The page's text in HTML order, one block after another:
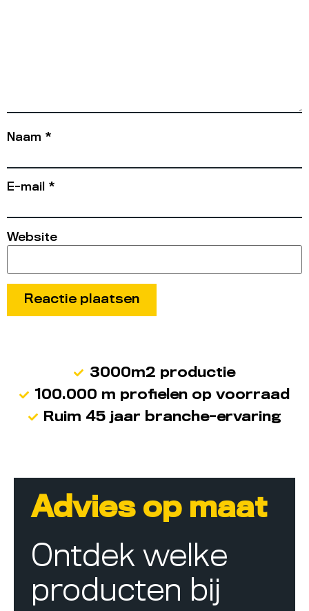
Naam *
E-mail *
Website
3000m2 productie
100.000 m profielen op voorraad
Ruim 45 jaar branche-ervaring
Advies op maat
Ontdek welke
producten bij